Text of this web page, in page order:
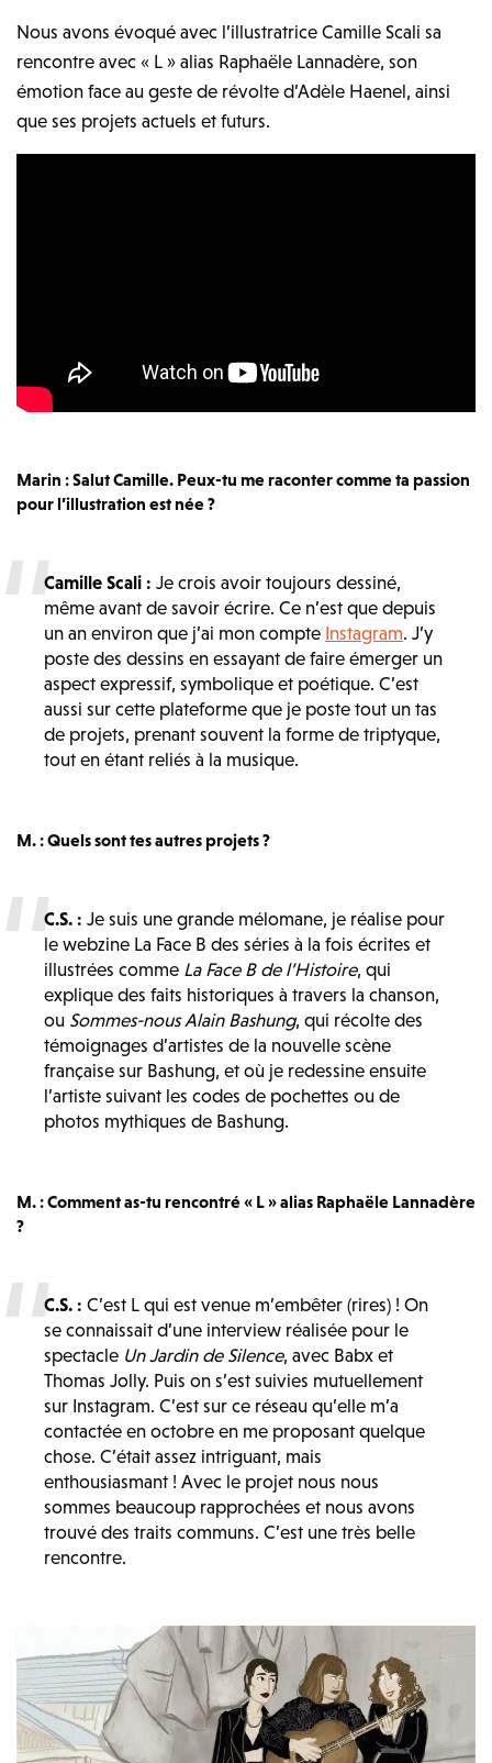
Nous avons évoqué avec l’illustratrice Camille Scali sa
rencontre avec « L » alias Raphaële Lannadère, son
émotion face au geste de révolte d’Adèle Haenel, ainsi
que ses projets actuels et futurs.
Marin : Salut Camille. Peux-tu me raconter comme ta passion
pour l’illustration est née ?
Camille Scali : Je crois avoir toujours dessiné,
même avant de savoir écrire. Ce n’est que depuis
un an environ que j’ai mon compte Instagram. J’y
poste des dessins en essayant de faire émerger un
aspect expressif, symbolique et poétique. C’est
aussi sur cette plateforme que je poste tout un tas
de projets, prenant souvent la forme de triptyque,
tout en étant reliés à la musique.
M. : Quels sont tes autres projets ?
C.S. : Je suis une grande mélomane, je réalise pour
le webzine La Face B des séries à la fois écrites et
illustrées comme La Face B de l’Histoire, qui
explique des faits historiques à travers la chanson,
ou Sommes-nous Alain Bashung, qui récolte des
témoignages d’artistes de la nouvelle scène
française sur Bashung, et où je redessine ensuite
l’artiste suivant les codes de pochettes ou de
photos mythiques de Bashung.
M. : Comment as-tu rencontré « L » alias Raphaële Lannadère
?
C.S. : C’est L qui est venue m’embêter (rires) ! On
se connaissait d’une interview réalisée pour le
spectacle Un Jardin de Silence, avec Babx et
Thomas Jolly. Puis on s’est suivies mutuellement
sur Instagram. C’est sur ce réseau qu’elle m’a
contactée en octobre en me proposant quelque
chose. C’était assez intriguant, mais
enthousiasmant ! Avec le projet nous nous
sommes beaucoup rapprochées et nous avons
trouvé des traits communs. C’est une très belle
rencontre.